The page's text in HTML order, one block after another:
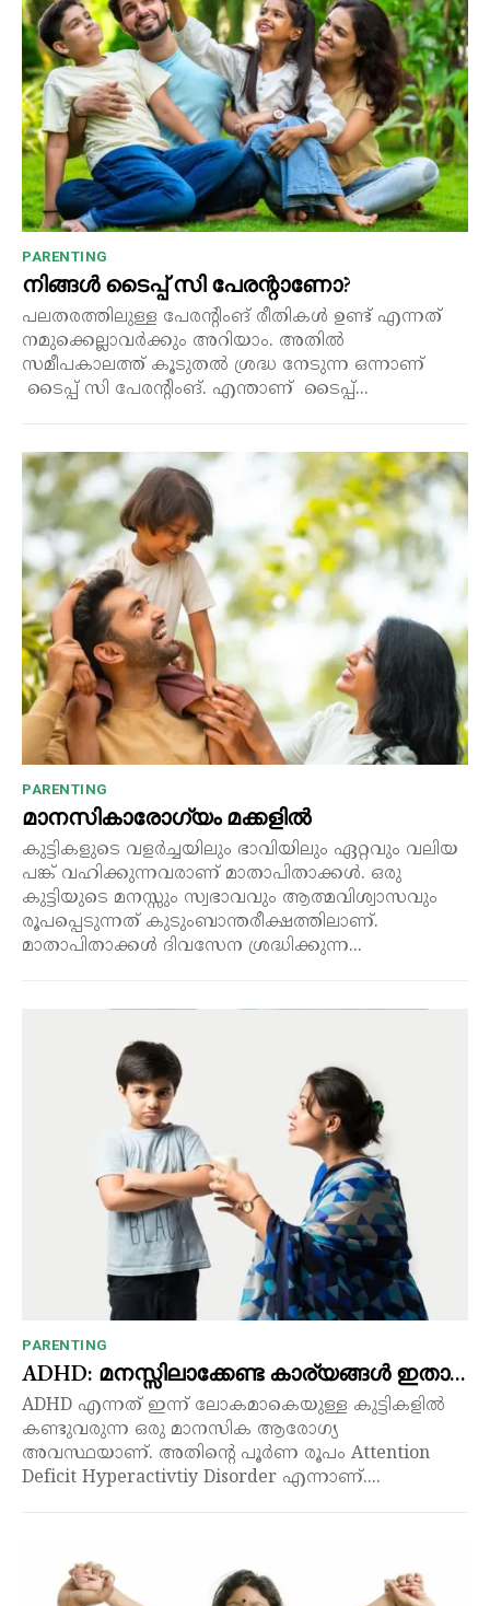
PARENTING
നിങ്ങൾ ടൈപ്പ് സി പേരന്റാണോ?
പലതരത്തിലുള്ള പേരന്റിംങ് രീതികൾ ഉണ്ട് എന്നത്
നമുക്കെല്ലാവർക്കും അറിയാം. അതിൽ
സമീപകാലത്ത് കൂടുതൽ ശ്രദ്ധ നേടുന്ന ഒന്നാണ്
ടൈപ്പ് സി പേരന്റിംങ്. എന്താണ് ടൈപ്പ്...
PARENTING
മാനസികാരോഗ്യം മക്കളിൽ
കുട്ടികളുടെ വളർച്ചയിലും ഭാവിയിലും ഏറ്റവും വലിയ
പങ്ക് വഹിക്കുന്നവരാണ് മാതാപിതാക്കൾ. ഒരു
കുട്ടിയുടെ മനസ്സും സ്വഭാവവും ആത്മവിശ്വാസവും
രൂപപ്പെടുന്നത് കുടുംബാന്തരീക്ഷത്തിലാണ്.
മാതാപിതാക്കൾ ദിവസേന ശ്രദ്ധിക്കുന്ന...
PARENTING
ADHD: മനസ്സിലാക്കേണ്ട കാര്യങ്ങൾ ഇതാ…
ADHD എന്നത് ഇന്ന് ലോകമാകെയുള്ള കുട്ടികളിൽ
കണ്ടുവരുന്ന ഒരു മാനസിക ആരോഗ്യ
അവസ്ഥയാണ്. അതിന്റെ പൂർണ രൂപം Attention
Deficit Hyperactivtiy Disorder എന്നാണ്....